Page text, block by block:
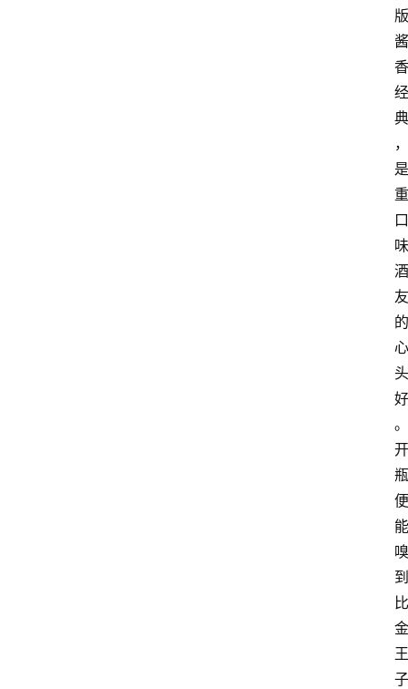
版
酱
香
经
典
，
是
重
口
味
酒
友
的
心
头
好
。
开
瓶
便
能
嗅
到
比
金
王
子